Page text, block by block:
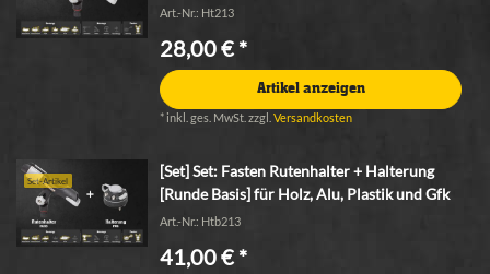
Art.-Nr.: Ht213
28,00 € *
Artikel anzeigen
* inkl. ges. MwSt. zzgl.Versandkosten
Set-Artikel
[Set] Set: Fasten Rutenhalter + Halterung
[Runde Basis] für Holz, Alu, Plastik und Gfk
Art.-Nr.: Htb213
41,00 € *